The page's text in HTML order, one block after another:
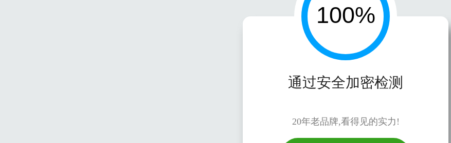
通过安全加密检测
20年老品牌,看得见的实力!